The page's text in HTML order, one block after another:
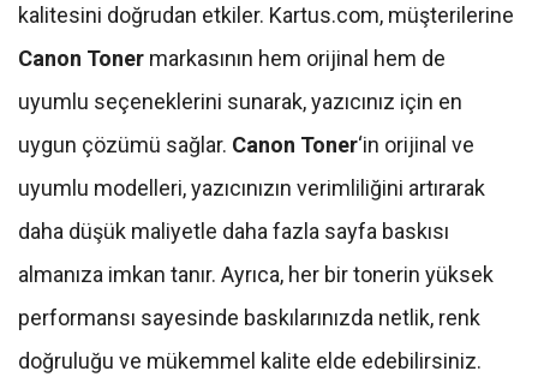
kalitesini doğrudan etkiler. Kartus.com, müşterilerine
Canon Toner markasının hem orijinal hem de
uyumlu seçeneklerini sunarak, yazıcınız için en
uygun çözümü sağlar. Canon Toner‘in orijinal ve
uyumlu modelleri, yazıcınızın verimliliğini artırarak
daha düşük maliyetle daha fazla sayfa baskısı
almanıza imkan tanır. Ayrıca, her bir tonerin yüksek
performansı sayesinde baskılarınızda netlik, renk
doğruluğu ve mükemmel kalite elde edebilirsiniz.